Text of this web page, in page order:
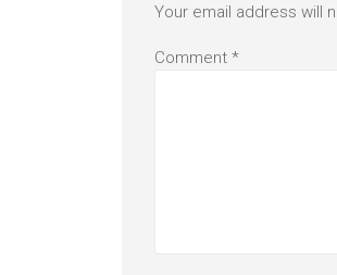
Your email address will
Comment *